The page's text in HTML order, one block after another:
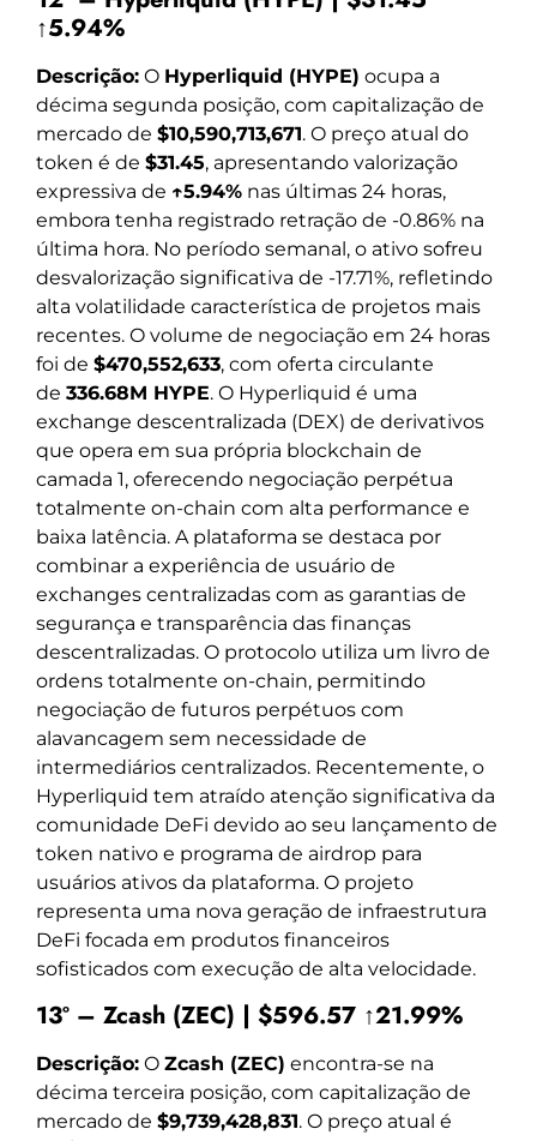
↑5.94%
Descrição: O Hyperliquid (HYPE) ocupa a
décima segunda posição, com capitalização de
mercado de $10,590,713,671. O preço atual do
token é de $31.45, apresentando valorização
expressiva de ↑5.94% nas últimas 24 horas,
embora tenha registrado retração de -0.86% na
última hora. No período semanal, o ativo sofreu
desvalorização significativa de -17.71%, refletindo
alta volatilidade característica de projetos mais
recentes. O volume de negociação em 24 horas
foi de $470,552,633, com oferta circulante
de 336.68M HYPE. O Hyperliquid é uma
exchange descentralizada (DEX) de derivativos
que opera em sua própria blockchain de
camada 1, oferecendo negociação perpétua
totalmente on-chain com alta performance e
baixa latência. A plataforma se destaca por
combinar a experiência de usuário de
exchanges centralizadas com as garantias de
segurança e transparência das finanças
descentralizadas. O protocolo utiliza um livro de
ordens totalmente on-chain, permitindo
negociação de futuros perpétuos com
alavancagem sem necessidade de
intermediários centralizados. Recentemente, o
Hyperliquid tem atraído atenção significativa da
comunidade DeFi devido ao seu lançamento de
token nativo e programa de airdrop para
usuários ativos da plataforma. O projeto
representa uma nova geração de infraestrutura
DeFi focada em produtos financeiros
sofisticados com execução de alta velocidade.
13º – Zcash (ZEC) | $596.57 ↑21.99%
Descrição: O Zcash (ZEC) encontra-se na
décima terceira posição, com capitalização de
mercado de $9,739,428,831. O preço atual é